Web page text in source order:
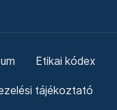
Etikai kódex
tájékoztató